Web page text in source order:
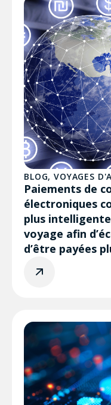
BLOG,VOYAGES
Paiements de
électroniques
plus
voyage afin
d’être payées